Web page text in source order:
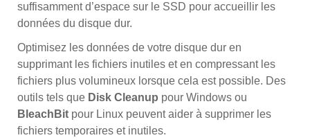
suffisamment d’espace sur le SSD pour accueillir les
données du disque dur.
Optimisez les données de votre disque dur en
supprimant les fichiers inutiles et en compressant les
fichiers plus volumineux lorsque cela est possible. Des
outils tels que Disk Cleanup pour Windows ou
BleachBit pour Linux peuvent aider à supprimer les
fichiers temporaires et inutiles.